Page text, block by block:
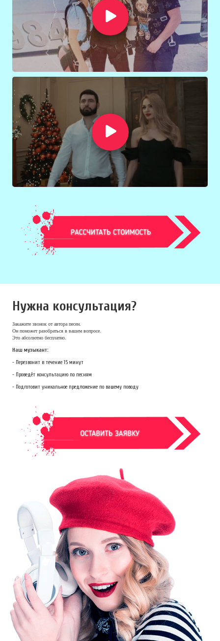
Нужна консультация?
Закажите звонок от автора песен.
Он поможет разобраться в вашем вопросе.
Это абсолютно бесплатно.
Наш музыкант:
- Перезвонит в течение 15 минут
- Проведёт консультацию по песням
- Подготовит уникальное предложение по вашему поводу